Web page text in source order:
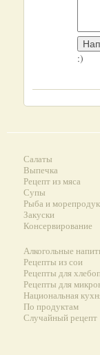
:)
Салаты
Выпечка
Рецепт из мяса
Супы
Рыба и
Закуски
Консервирование
Алкогольные
Рецепты из сои
Рецепты для
Рецепты для
Национальная
По продуктам
Случайный рецепт